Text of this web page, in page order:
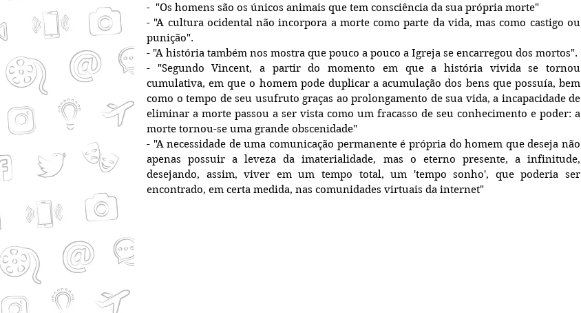
-  "Os homens são os únicos animais que tem consciência da sua própria morte"
- "A cultura ocidental não incorpora a morte como parte da vida, mas como castigo ou
punição".
- "A história também nos mostra que pouco a pouco a Igreja se encarregou dos mortos".
- "Segundo Vincent, a partir do momento em que a história vivida se tornou
cumulativa, em que o homem pode duplicar a acumulação dos bens que possuía, bem
como o tempo de seu usufruto graças ao prolongamento de sua vida, a incapacidade de
eliminar a morte passou a ser vista como um fracasso de seu conhecimento e poder: a
morte tornou-se uma grande obscenidade"
- "A necessidade de uma comunicação permanente é própria do homem que deseja não
apenas possuir a leveza da imaterialidade, mas o eterno presente, a infinitude,
desejando, assim, viver em um tempo total, um 'tempo sonho', que poderia ser
encontrado, em certa medida, nas comunidades virtuais da internet"